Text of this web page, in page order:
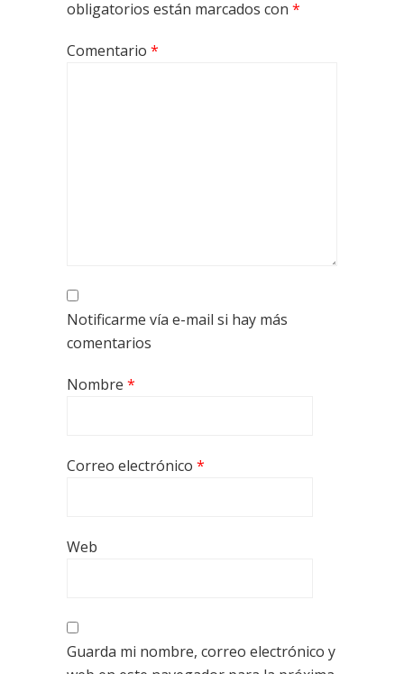
obligatorios están marcados con *
Comentario *
Notificarme vía e-mail si hay más
comentarios
Nombre *
Correo electrónico *
Web
Guarda mi nombre, correo electrónico y